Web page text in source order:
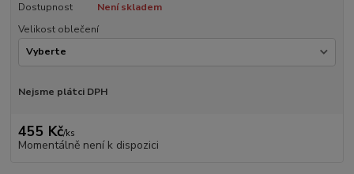
Dostupnost
Není skladem
Velikost oblečení
Nejsme plátci DPH
455 Kč/ks
Momentálně není k dispozici